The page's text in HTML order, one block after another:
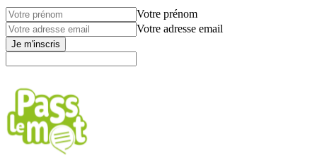
Votre prénom
Votre adresse email
Je m'inscris